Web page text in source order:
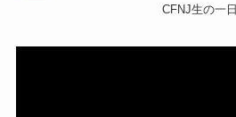
CFNJ生の一日